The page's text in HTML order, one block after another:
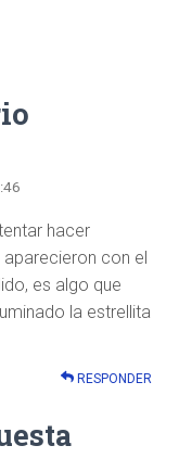
hacer
con el
es algo que
la estrellita
RESPONDER